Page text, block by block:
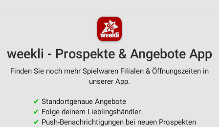
weekli - Prospekte & Angebote App
Finden Sie noch mehr Spielwaren Filialen & Öffnungszeiten in
unserer App.
✔ Standortgenaue Angebote
✔ Folge deinem Lieblingshändler
✔ Push-Benachrichtigungen bei neuen Prospekten